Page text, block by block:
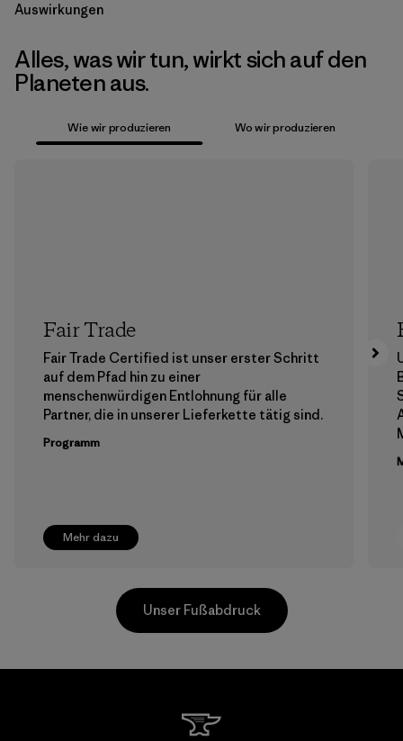
Auswirkungen
Alles, was wir tun, wirkt sich auf den
Planeten aus.
Wie wir produzieren Wo wir produzieren
Mehr dazu
Fair Trade
Fair Trade Certified ist unser erster Schritt
auf dem Pfad hin zu einer
menschenwürdigen Entlohnung für alle
Partner, die in unserer Lieferkette tätig sind.
Programm
Unser Fußabdruck